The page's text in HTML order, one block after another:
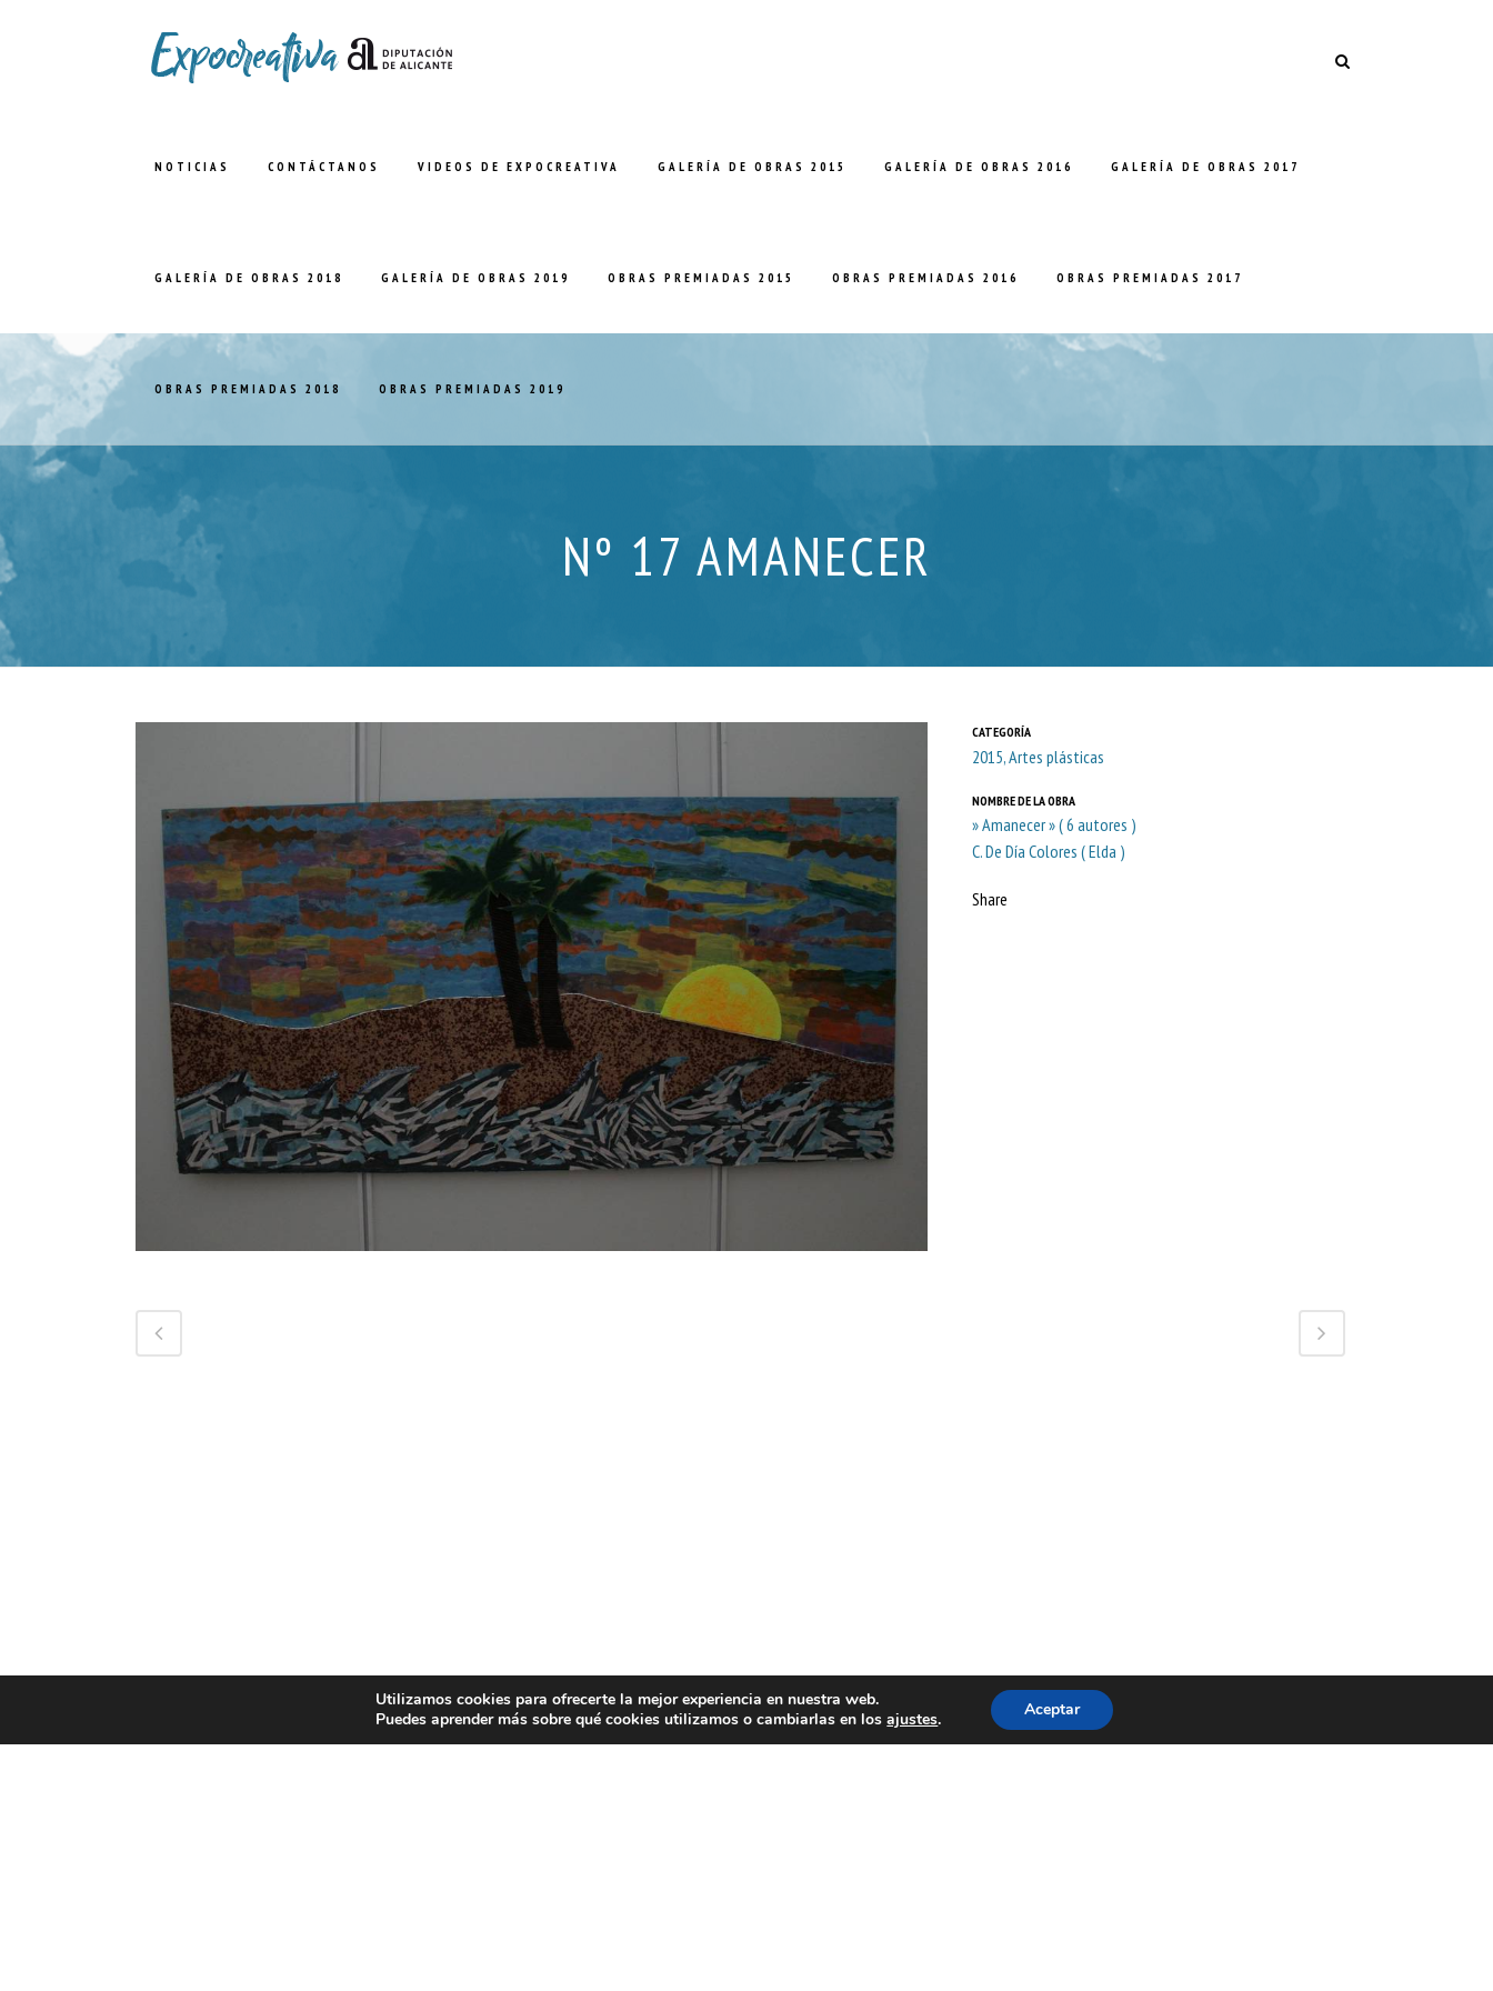
NOTICIAS CONTÁCTANOS VIDEOS DE EXPOCREATIVA GALERÍA DE OBRAS 2015 GALERÍA DE OBRAS 2016 GALERÍA DE OBRAS 2017
GALERÍA DE OBRAS 2018 GALERÍA DE OBRAS 2019 OBRAS PREMIADAS 2015 OBRAS PREMIADAS 2016 OBRAS PREMIADAS 2017
OBRAS PREMIADAS 2018 OBRAS PREMIADAS 2019
Nº 17 AMANECER
CATEGORÍA
2015, Artes plásticas
NOMBRE DE LA OBRA
» Amanecer » ( 6 autores )
C. De Día Colores ( Elda )
Share
Utilizamos cookies para ofrecerte la mejor experiencia en nuestra web.
Puedes aprender más sobre qué cookies utilizamos o cambiarlas en losajustes. Aceptar